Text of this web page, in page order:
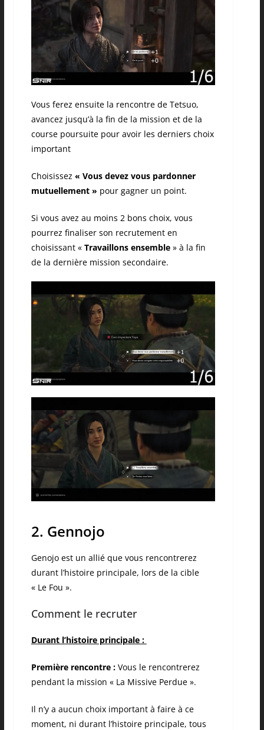
Vous ferez ensuite la rencontre de Tetsuo,
avancez jusqu’à la fin de la mission et de la
course poursuite pour avoir les derniers choix
important
Choisissez « Vous devez vous pardonner
mutuellement » pour gagner un point.
Si vous avez au moins 2 bons choix, vous
pourrez finaliser son recrutement en
choisissant « Travaillons ensemble» à la fin
de la dernière mission secondaire.
2. Gennojo
Genojo est un allié que vous rencontrerez
durant l’histoire principale, lors de la cible
« Le Fou ».
Comment le recruter
Durant l’histoire principale :
Première rencontre :Vous le rencontrerez
pendant la mission « La Missive Perdue ».
Il n’y a aucun choix important à faire à ce
moment, ni durant l’histoire principale, tous